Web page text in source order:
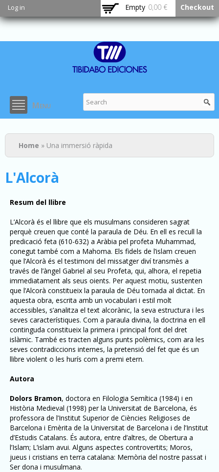
main
content
Log in Empty 0,00 € Checkout
Menu
You are here
Home » Una immersió ràpida
L'Alcorà
Resum del llibre
L’Alcorà és el llibre que els musulmans consideren sagrat
perquè creuen que conté la paraula de Déu. En ell es recull la
predicació feta (610-632) a Aràbia pel profeta Muhammad,
conegut també com a Mahoma. Els fidels de l’islam creuen
que l’Alcorà és el testimoni del missatger diví transmès a
través de l’àngel Gabriel al seu Profeta, qui, alhora, el repetia
immediatament als seus oients. Per aquest motiu, sustenten
que l’Alcorà constitueix la paraula de Déu tornada al dictat. En
aquesta obra, escrita amb un vocabulari i estil molt
accessibles, s’analitza el text alcorànic, la seva estructura i les
seves característiques. Com a paraula divina, la doctrina en ell
continguda constitueix la primera i principal font del dret
islàmic. També es tracten alguns punts polèmics, com ara les
seves contradiccions internes, la pretensió del fet que és un
llibre violent o les hurís com a premi etern.
Autora
Dolors Bramon, doctora en Filologia Semítica (1984) i en
Història Medieval (1998) per la Universitat de Barcelona, és
professora de l’Institut Superior de Ciències Religioses de
Barcelona i Emèrita de la Universitat de Barcelona i de l’Institut
d’Estudis Catalans. És autora, entre d’altres, de Obertura a
l’Islam; L’islam avui. Alguns aspectes controvertits; Moros,
jueus i cristians en terra catalana: Memòria del nostre passat i
Ser dona i musulmana.